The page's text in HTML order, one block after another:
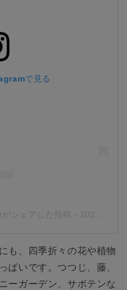
で見る
シェアした投稿 - 2020年 6月月1日午前1時05分PDT
も、四季折々の花や植物
ぱいです。つつじ、藤、
ーガーデン、サボテンな